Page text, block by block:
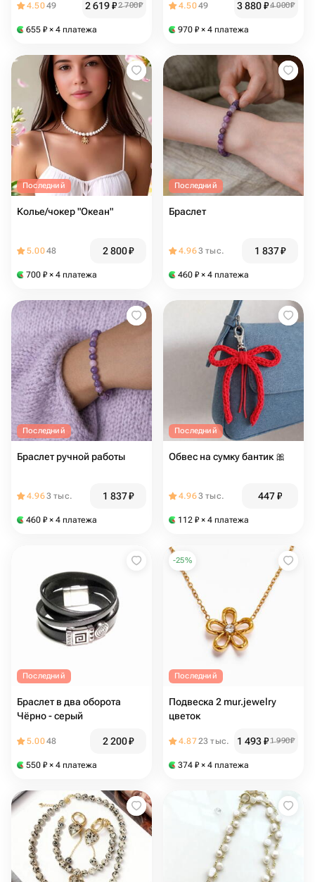
4.5049 2 619₽2 700₽
655 ₽ × 4 платежа
4.5049 3 880₽4 000₽
970 ₽ × 4 платежа
Последний
Колье/чокер "Океан"
5.0048 2 800₽
700 ₽ × 4 платежа
Последний
Браслет
4.963 тыс. 1 837₽
460 ₽ × 4 платежа
Последний
Браслет ручной работы
4.963 тыс. 1 837₽
460 ₽ × 4 платежа
Последний
Обвес на сумку бантик 🎀
4.963 тыс. 447₽
112 ₽ × 4 платежа
Последний
Браслет в два оборота
Чёрно - серый
5.0048 2 200₽
550 ₽ × 4 платежа
-25%
Последний
Подвеска 2 mur.jewelry
цветок
4.8723 тыс. 1 493₽1 990₽
374 ₽ × 4 платежа